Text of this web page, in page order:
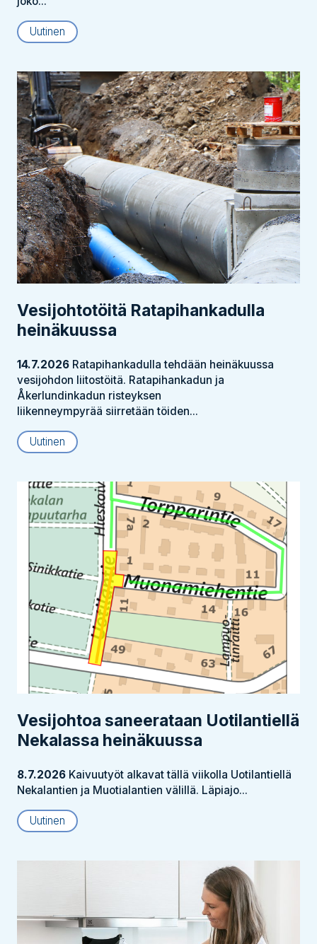
Uutinen
Vesijohtotöitä Ratapihankadulla
heinäkuussa
14.7.2026 Ratapihankadulla tehdään heinäkuussa
vesijohdon liitostöitä. Ratapihankadun ja
Åkerlundinkadun risteyksen
liikenneympyrää siirretään töiden...
Uutinen
Vesijohtoa saneerataan Uotilantiellä
Nekalassa heinäkuussa
8.7.2026 Kaivuutyöt alkavat tällä viikolla Uotilantiellä
Nekalantien ja Muotialantien välillä. Läpiajo...
Uutinen